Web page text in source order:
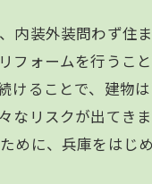
内装外装問わず住
フォームを行うこ
けることで、建物
なリスクが出てき
めに、兵庫をはじ